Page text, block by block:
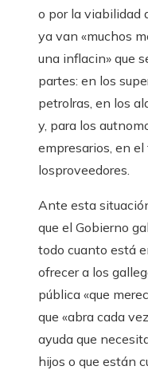
o por la viabilidad
ya van «muchos
una inflacin» que
partes: en los
petrolras, en los
y, para los
empresarios, en
losproveedores.
Ante esta
que el Gobierno
todo cuanto está
ofrecer a los
pública «que
que «abra cada
ayuda que
hijos o que están